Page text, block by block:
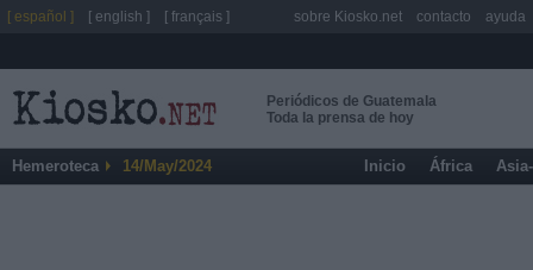
Periódicos de Guatemala
Toda la prensa de hoy
Hemeroteca 14/May/2024 Inicio África
[ español ] [ english ] [ français ] sobre Kiosko.net contacto ayuda